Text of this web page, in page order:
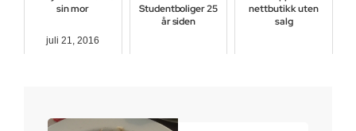
sin mor
juli 21, 2016
Studentboliger 25
år siden
nettbutikk uten
salg